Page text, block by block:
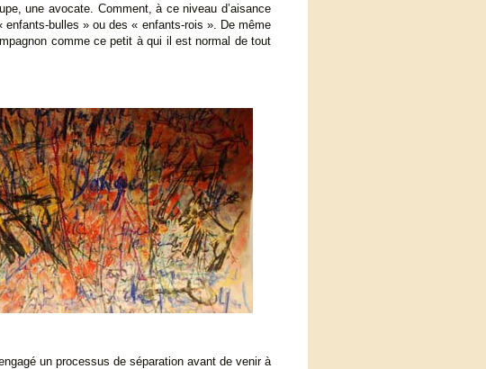
une avocate. Comment, à ce niveau d’aisance
bulles » ou des « enfants-rois ». De même
comme ce petit à qui il est normal de tout
un processus de séparation avant de venir à